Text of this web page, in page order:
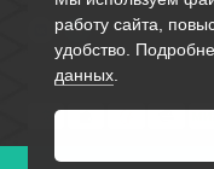
работу сайта,
удобство.
данных